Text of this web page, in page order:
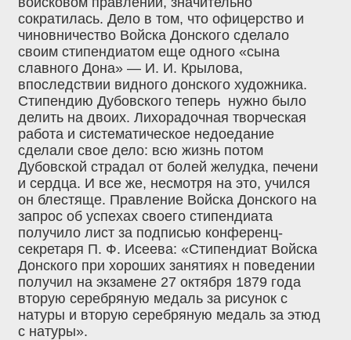
сократилась. Дело в том, что офицерство и
чиновничество Войска Донского сделало
своим стипендиатом еще одного «сына
славного Дона» — И. И. Крылова,
впоследствии видного донского художника.
Стипендию Дубовского теперь нужно было
делить на двоих. Лихорадочная творческая
работа и систематическое недоедание
сделали свое дело: всю жизнь потом
Дубовской страдал от болей желудка, печени
и сердца. И все же, несмотря на это, учился
он блестяще. Правление Войска Донского на
запрос об успехах своего стипендиата
получило лист за подписью конференц-
секретаря П. Ф. Исеева: «Стипендиат Войска
Донского при хороших занятиях н поведении
получил на экзамене 27 октября 1879 года
вторую серебряную медаль за рисунок с
натуры и вторую серебряную медаль за этюд
с натуры».